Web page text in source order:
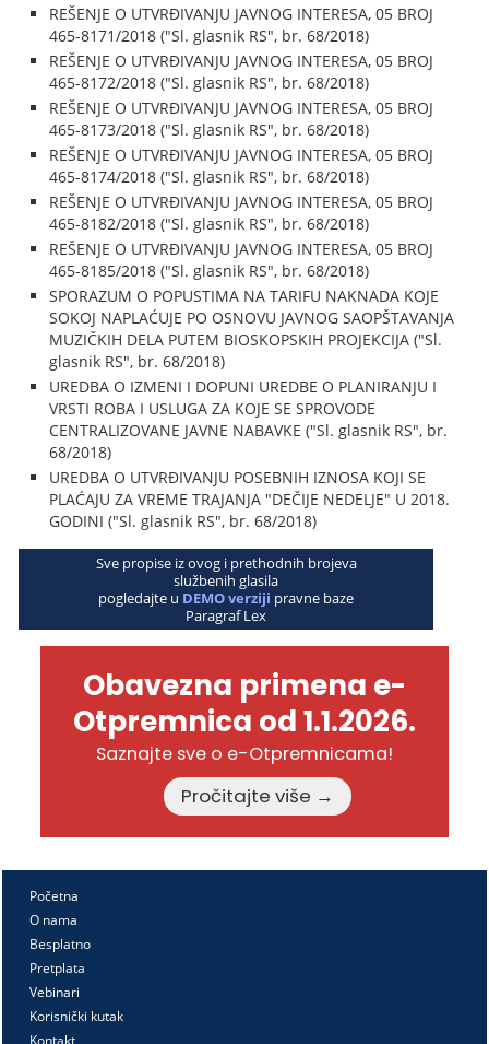
REŠENJE O UTVRĐIVANJU JAVNOG INTERESA, 05 BROJ
465-8171/2018 ("Sl. glasnik RS", br. 68/2018)
REŠENJE O UTVRĐIVANJU JAVNOG INTERESA, 05 BROJ
465-8172/2018 ("Sl. glasnik RS", br. 68/2018)
REŠENJE O UTVRĐIVANJU JAVNOG INTERESA, 05 BROJ
465-8173/2018 ("Sl. glasnik RS", br. 68/2018)
REŠENJE O UTVRĐIVANJU JAVNOG INTERESA, 05 BROJ
465-8174/2018 ("Sl. glasnik RS", br. 68/2018)
REŠENJE O UTVRĐIVANJU JAVNOG INTERESA, 05 BROJ
465-8182/2018 ("Sl. glasnik RS", br. 68/2018)
REŠENJE O UTVRĐIVANJU JAVNOG INTERESA, 05 BROJ
465-8185/2018 ("Sl. glasnik RS", br. 68/2018)
SPORAZUM O POPUSTIMA NA TARIFU NAKNADA KOJE
SOKOJ NAPLAĆUJE PO OSNOVU JAVNOG SAOPŠTAVANJA
MUZIČKIH DELA PUTEM BIOSKOPSKIH PROJEKCIJA ("Sl.
glasnik RS", br. 68/2018)
UREDBA O IZMENI I DOPUNI UREDBE O PLANIRANJU I
VRSTI ROBA I USLUGA ZA KOJE SE SPROVODE
CENTRALIZOVANE JAVNE NABAVKE ("Sl. glasnik RS", br.
68/2018)
UREDBA O UTVRĐIVANJU POSEBNIH IZNOSA KOJI SE
PLAĆAJU ZA VREME TRAJANJA "DEČIJE NEDELJE" U 2018.
GODINI ("Sl. glasnik RS", br. 68/2018)
Sve propise iz ovog i prethodnih brojeva
službenih glasila
pogledajte u DEMO verziji pravne baze
Paragraf Lex
Obavezna primena e-
Otpremnica od 1.1.2026.
Saznajte sve o e-Otpremnicama!
Pročitajte više →
Početna
O nama
Besplatno
Pretplata
Vebinari
Korisnički kutak
Kontakt